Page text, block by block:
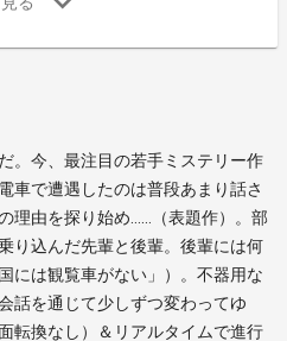
。今、最注目の若手ミステリー作
車で遭遇したのは普段あまり話さ
理由を探り始め……（表題作）。部
り込んだ先輩と後輩。後輩には何
には観覧車がない」）。不器用な
話を通じて少しずつ変わってゆ
転換なし）＆リアルタイムで進行